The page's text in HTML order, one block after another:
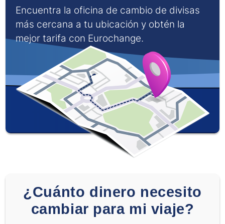
Encuentra la oficina de cambio de divisas
más cercana a tu ubicación y obtén la
mejor tarifa con Eurochange.
¿Cuánto dinero necesito
cambiar para mi viaje?